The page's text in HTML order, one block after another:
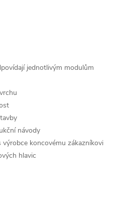
jednotlivým modulům
návody
výrobce koncovému zákazníkovi
hlavic